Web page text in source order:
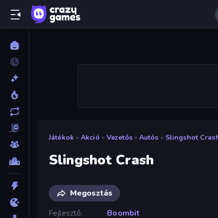
Játékok » Akció » Vezetős » Autós » Slingshot
Slingshot Crash
Megosztás
Fejlesztő
Boombit